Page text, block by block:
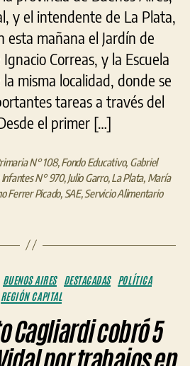
y el intendente de La Plata,
esta mañana el Jardín de
Correas, y la Escuela
misma localidad, donde se
tareas a través del
el primer […]
N° 108, Fondo Educativo, Gabriel
Infantes N° 970, Julio Garro, La Plata, María
Ferrer Picado, SAE, Servicio Alimentario
Categorías
BUENOS AIRES DESTACADAS
POLÍTICA
REGIÓN CAPITAL
Cagliardi cobró 5